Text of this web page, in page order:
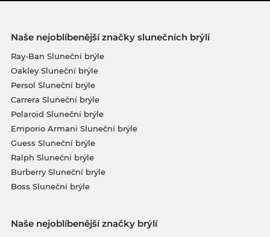
Naše nejoblíbenější značky slunečních brýlí
Ray-Ban Sluneční brýle
Oakley Sluneční brýle
Persol Sluneční brýle
Carrera Sluneční brýle
Polaroid Sluneční brýle
Emporio Armani Sluneční brýle
Guess Sluneční brýle
Ralph Sluneční brýle
Burberry Sluneční brýle
Boss Sluneční brýle
Naše nejoblíbenější značky brýlí